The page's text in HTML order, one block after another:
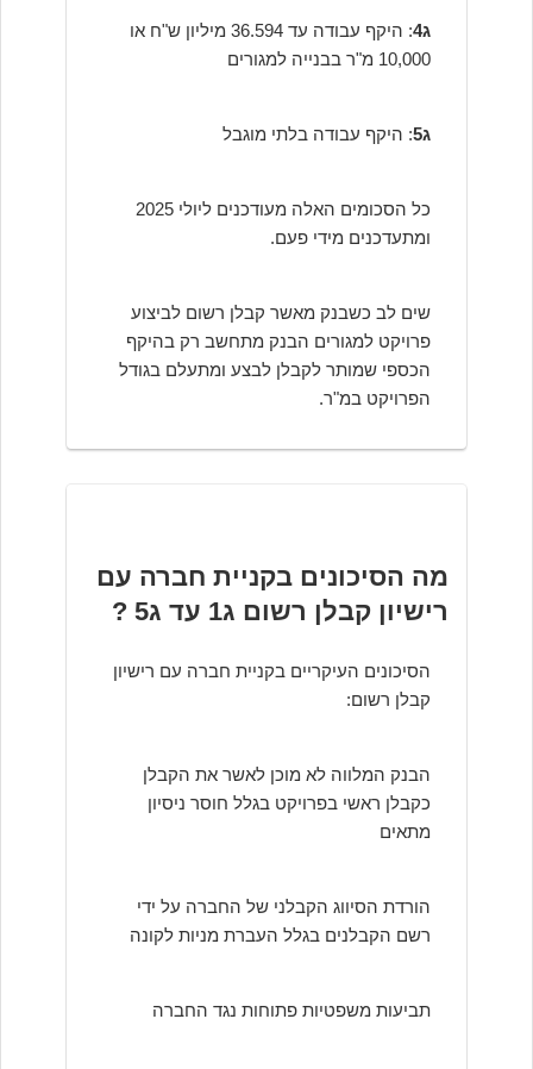
ג4
: היקף עבודה עד 36.594 מיליון ש"ח או
10,000 מ"ר בבנייה למגורים
ג5 : היקף עבודה בלתי מוגבל
כל הסכומים האלה מעודכנים ליולי 2025
ומתעדכנים מידי פעם.
שים לב כשבנק מאשר קבלן רשום לביצוע
פרויקט למגורים הבנק מתחשב רק בהיקף
הכספי שמותר לקבלן לבצע ומתעלם בגודל
הפרויקט במ"ר.
מה הסיכונים בקניית חברה עם
רישיון קבלן רשום ג1 עד ג5 ?
הסיכונים העיקריים בקניית חברה עם רישיון
קבלן רשום:
הבנק המלווה לא מוכן לאשר את הקבלן
כקבלן ראשי בפרויקט בגלל חוסר ניסיון
מתאים
הורדת הסיווג הקבלני של החברה על ידי
רשם הקבלנים בגלל העברת מניות לקונה
תביעות משפטיות פתוחות נגד החברה